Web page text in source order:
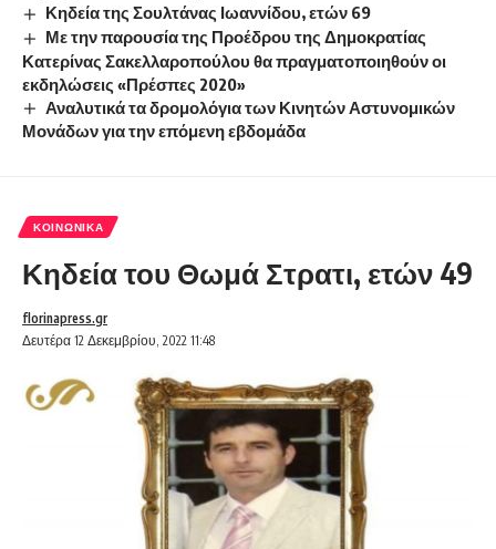
Κηδεία της Σουλτάνας Ιωαννίδου, ετών 69
Με την παρουσία της Προέδρου της Δημοκρατίας
Κατερίνας Σακελλαροπούλου θα πραγματοποιηθούν οι
εκδηλώσεις «Πρέσπες 2020»
Αναλυτικά τα δρομολόγια των Κινητών Αστυνομικών
Μονάδων για την επόμενη εβδομάδα
ΚΟΙΝΩΝΙΚΆ
Κηδεία του Θωμά Στρατι, ετών 49
Δευτέρα 12 Δεκεμβρίου, 2022 11:48
florinapress.gr